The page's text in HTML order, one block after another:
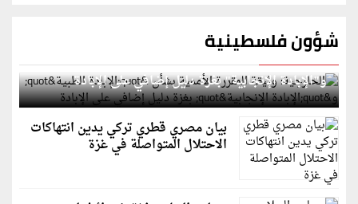
شؤون فلسطينية
الخارجية: وثيقة المقررة الأممية بشأن "الإبادة الطبية"
و"الإبادة الإنجابية" بغزة دليل إضافي على الإبادة
بيان مصري قطري تركي يدين انتهاكات
الاحتلال المتواصلة في غزة